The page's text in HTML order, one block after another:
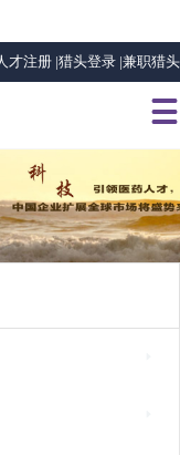
才注册 |猎头登录 |兼职猎头
